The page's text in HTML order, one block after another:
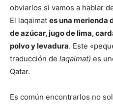
obviarlos si vamos a hablar
El laqaimat es una merienda
de azúcar, jugo de lima,
polvo y levadura. Este
traducción de laqaimat) es
Qatar.
Es común encontrarlos no